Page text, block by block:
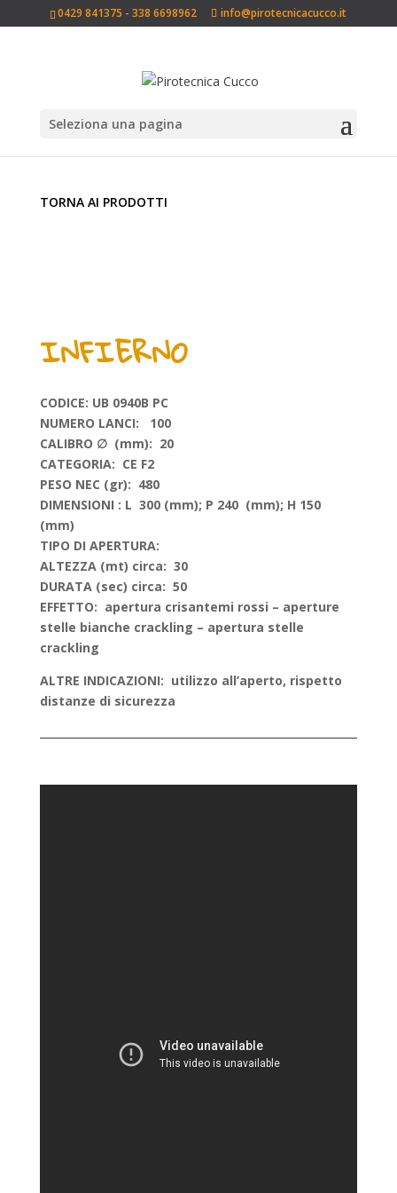
0429 841375 - 338 6698962 info@pirotecnicacucco.it
Seleziona una pagina
TORNA AI PRODOTTI
INFIERNO
CODICE: UB 0940B PC
NUMERO LANCI: 100
CALIBRO ∅ (mm): 20
CATEGORIA: CE F2
PESO NEC (gr): 480
DIMENSIONI : L 300 (mm); P 240 (mm); H 150
(mm)
TIPO DI APERTURA:
ALTEZZA (mt) circa: 30
DURATA (sec) circa: 50
EFFETTO: apertura crisantemi rossi – aperture
stelle bianche crackling – apertura stelle
crackling
ALTRE INDICAZIONI: utilizzo all’aperto, rispetto
distanze di sicurezza